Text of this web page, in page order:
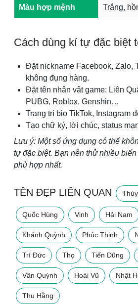
Màu hợp mệnh Trắng,
Cách dùng kí tự đặc biệt
Đặt nickname Facebook, Zalo,
không đụng hàng.
Đặt tên nhân vật game: Liên
PUBG, Roblox, Genshin…
Trang trí bio TikTok, Instagram
Tạo chữ ký, lời chúc, status
Lưu ý: Một số ứng dụng có thể
tự đặc biệt. Bạn nên thử nhiều
phù hợp nhất.
TÊN ĐẸP LIÊN QUAN
Quốc Hùng Vinh Hải Nam
Khánh Quỳnh Phúc Thịnh
Trí Đức Thọ Tiến Dũng
Vân Quỳnh Hoài Vũ Nhật
Thu Hằng